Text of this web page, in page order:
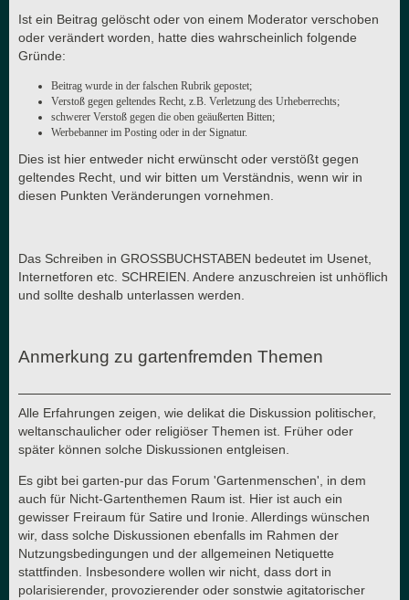
Ist ein Beitrag gelöscht oder von einem Moderator verschoben
oder verändert worden, hatte dies wahrscheinlich folgende
Gründe:
Beitrag wurde in der falschen Rubrik gepostet;
Verstoß gegen geltendes Recht, z.B. Verletzung des Urheberrechts;
schwerer Verstoß gegen die oben geäußerten Bitten;
Werbebanner im Posting oder in der Signatur.
Dies ist hier entweder nicht erwünscht oder verstößt gegen
geltendes Recht, und wir bitten um Verständnis, wenn wir in
diesen Punkten Veränderungen vornehmen.
Das Schreiben in GROSSBUCHSTABEN bedeutet im Usenet,
Internetforen etc. SCHREIEN. Andere anzuschreien ist unhöflich
und sollte deshalb unterlassen werden.
Anmerkung zu gartenfremden Themen
Alle Erfahrungen zeigen, wie delikat die Diskussion politischer,
weltanschaulicher oder religiöser Themen ist. Früher oder
später können solche Diskussionen entgleisen.
Es gibt bei garten-pur das Forum 'Gartenmenschen', in dem
auch für Nicht-Gartenthemen Raum ist. Hier ist auch ein
gewisser Freiraum für Satire und Ironie. Allerdings wünschen
wir, dass solche Diskussionen ebenfalls im Rahmen der
Nutzungsbedingungen und der allgemeinen Netiquette
stattfinden. Insbesondere wollen wir nicht, dass dort in
polarisierender, provozierender oder sonstwie agitatorischer